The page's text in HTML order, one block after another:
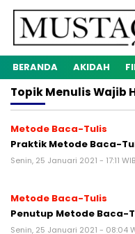
BERANDA AKIDAH
TopikMenulis Wajib
Metode Baca-Tulis
Praktik Metode Baca-
Senin, 25 Januari 2021 - 17:11 WIB
Metode Baca-Tulis
Penutup Metode Baca-
Senin, 25 Januari 2021 - 08:04